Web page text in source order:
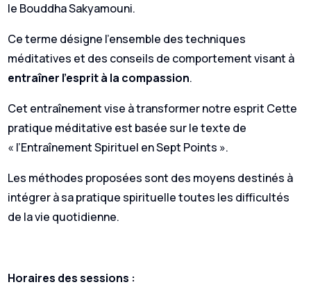
le Bouddha Sakyamouni.
Ce terme désigne l’ensemble des techniques
méditatives et des conseils de comportement visant à
entraîner l’esprit à la compassion.
Cet entraînement vise à transformer notre esprit Cette
pratique méditative est basée sur le texte de
« l’Entraînement Spirituel en Sept Points ».
Les méthodes proposées sont des moyens destinés à
intégrer à sa pratique spirituelle toutes les difficultés
de la vie quotidienne.
Horaires des sessions :